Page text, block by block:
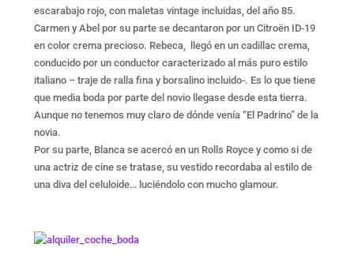
escarabajo rojo, con maletas vintage incluidas, del año 85.
Carmen y Abel por su parte se decantaron por un Citroën ID-19
en color crema precioso. Rebeca, llegó en un cadillac crema,
conducido por un conductor caracterizado al más puro estilo
italiano – traje de ralla fina y borsalino incluido-. Es lo que tiene
que media boda por parte del novio llegase desde esta tierra.
Aunque no tenemos muy claro de dónde venía “El Padrino” de la
novia.
Por su parte, Blanca se acercó en un Rolls Royce y como si de
una actriz de cine se tratase, su vestido recordaba al estilo de
una diva del celuloide… luciéndolo con mucho glamour.